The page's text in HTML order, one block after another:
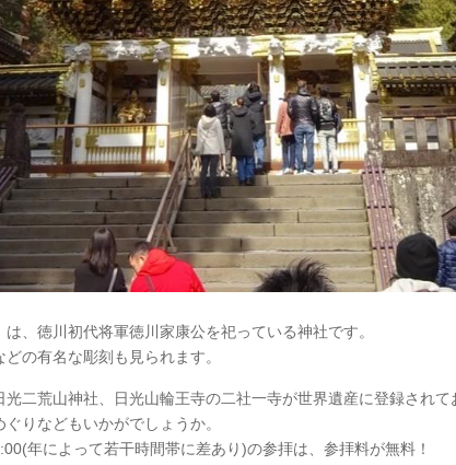
は、徳川初代将軍徳川家康公を祀っている神社です。
の有名な彫刻も見られます。
光二荒山神社、日光山輪王寺の二社一寺が世界遺産に登録されて
ぐりなどもいかがでしょうか。
年によって若干時間帯に差あり)の参拝は、参拝料が無料！